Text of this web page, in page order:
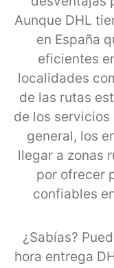
Aunque DHL
en España
eficientes
localidades
de las rutas
de los servicios
general, los
llegar a zonas
por ofrecer
confiables
¿Sabías?
hora entrega